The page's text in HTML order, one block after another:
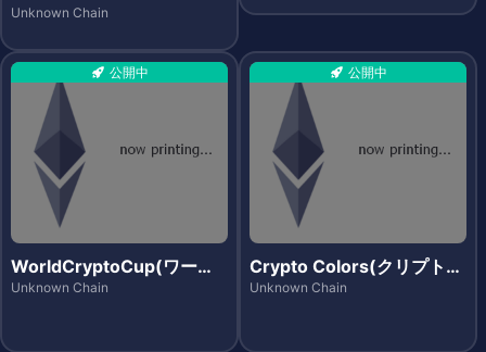
Unknown Chain
公開中
WorldCryptoCup(ワール
ドクリプトカップ)
Unknown Chain
公開中
Crypto Colors(クリプトカ
ラーズ)
Unknown Chain